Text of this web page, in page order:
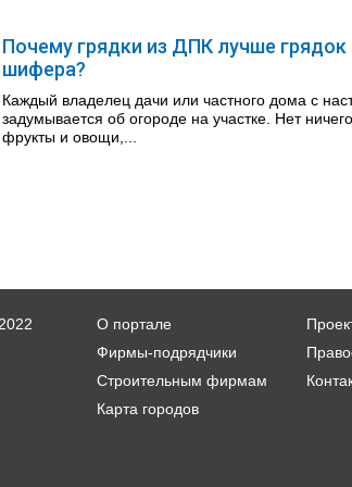
Почему грядки из ДПК лучше грядок
шифера?
Каждый владелец дачи или частного дома с
задумывается об огороде на участке. Нет
фрукты и овощи,...
О портале
Фирмы-подрядчики
Строительным фирмам
Карта городов